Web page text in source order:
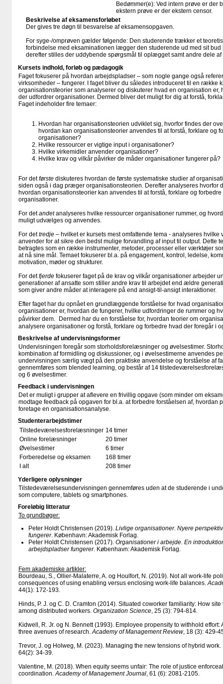
Bedømmer(e): Ved intern prøve er der
ekstern prøve er der ekstern censor.
Beskrivelse af eksamensforløbet
Der gives tre døgn til besvarelse af eksamensopgaven.
For syge-/omprøven gælder følgende: Den studerende trækker et
forbindelse med eksaminationen lægger den studerende ud med sit bud
derefter stilles der uddybende spørgsmål til oplægget samt andre dele af
Kursets indhold, forløb og pædagogik
Faget fokuserer på hvordan arbejdspladser – som nogle gange også
virksomheder – fungerer. I faget bliver du således introduceret til en række
organisationsteorier som analyserer og diskuterer hvad en organisation er,
der udfordrer organisationer. Dermed bliver det muligt for dig at forstå,
Faget indeholder fire temaer:
Hvordan har organisationsteorien udviklet sig, hvorfor findes der
hvordan kan organisationsteorier anvendes til at forstå, forklare og
organisationer?
Hvilke ressourcer er vigtige input i organisationer?
Hvilke virkemidler anvender organisationer?
Hvilke krav og vilkår påvirker de måder organisationer fungerer på?
For detførste diskuteres hvordan de første systematiske studier af
siden også i dag præger organisationsteorien. Derefter analyseres hvorfor
hvordan organisationsteorier kan anvendes til at forstå, forklare og
organisationer.
For detandetanalyseres hvilke ressourcer organisationer rummer, og
muligt udvælges og anvendes.
For dettredje – hvilket er kursets mest omfattende tema - analyseres
anvender for at sikre den bedst mulige forvandling af input til output. Dette
betragtes som en række instrumenter, metoder, processer eller værktøjer
at nå sine mål. Temaet fokuserer bl.a. på engagement, kontrol, ledelse,
motivation, møder og strukturer.
For detfjerde fokuserer faget på de krav og vilkår organisationer arbejder
generationer af ansatte som stiller andre krav til arbejdet end ældre
som giver andre måder at interagere på end ansigt-til-ansigt interaktioner.
Efter faget har du opnået en grundlæggende forståelse for hvad
organisationer er, hvordan de fungerer, hvilke udfordringer de rummer og
påvirker dem. Dermed har du en forståelse for, hvordan teorier om
analysere organisationer og forstå, forklare og forbedre hvad der foregår i
Beskrivelse af undervisningsformer
Undervisningen foregår som storholdsforelæsninger og øvelsestimer.
kombination af formidling og diskussioner, og i øvelsestimerne anvendes
undervisningen særlig vægt på den praktiske anvendelse og forståelse af
gennemføres som blended learning, og består af 14
og 6 øvelsestimer.
Feedback i undervisningen
Det er muligt i grupper at aflevere en frivillig opgave (som minder om
modtage feedback på opgaven for bl.a. at forbedre forståelsen af, hvordan
foretage en organisationsanalyse.
Studenterarbejdstimer
Tilstedeværelsesforelæsninger 14 timer
Online forelæsninger
20 timer
Øvelsestimer
6 timer
Forberedelse og eksamen
168 timer
I alt
208 timer
Yderligere oplysninger
Tilstedeværelsesundervisningen gennemføres uden at de studerende i
som computere, tablets og smartphones.
Foreløbig litteratur
To grundbøger:
Peter Holdt Christensen (2019). Livlige organisationer. Nyere
fungerer. København: Akademisk Forlag.
Peter Holdt Christensen (2017). Organisationer i arbejde. En
arbejdspladser fungerer. København: Akademisk Forlag.
Fem akademiske artikler:
Bourdeau, S., Ollier-Malaterre, A. og Houlfort, N. (2019). Not all work-life
consequences of using enabling versus enclosing work-life balances.
44(1): 172-193.
Hinds, P. J. og C. D. Cramton (2014). Situated coworker familiarity: How
among distributed workers. Organization Science, 25 (3): 794-814.
Kidwell, R. Jr. og N. Bennett (1993). Employee propensity to withhold effort:
three avenues of research.Academy of Management Review, 18 (3): 429-
Trevor, J. og Holweg, M. (2023). Managing the new tensions of hybrid work.
64(2): 34-39.
Valentine, M. (2018). When equity seems unfair: The role of justice
coordination.Academy of Management Journal, 61 (6): 2081-2105.